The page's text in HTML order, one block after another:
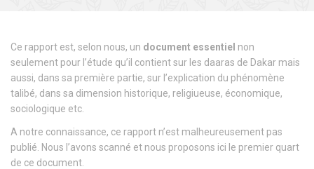
Ce rapport est, selon nous, un document essentiel non
seulement pour l’étude qu’il contient sur les daaras de Dakar mais
aussi, dans sa première partie, sur l’explication du phénomène
talibé, dans sa dimension historique, religiueuse, économique,
sociologique etc.
A notre connaissance, ce rapport n’est malheureusement pas
publié. Nous l’avons scanné et nous proposons ici le premier quart
de ce document.